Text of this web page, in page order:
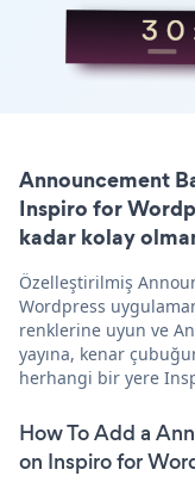
Announcement
Inspiro for
kadar kolay
Özelleştirilmiş
Wordpress
renklerine uyun ve
yayına, kenar
herhangi bir yere
How To Add a
on Inspiro for